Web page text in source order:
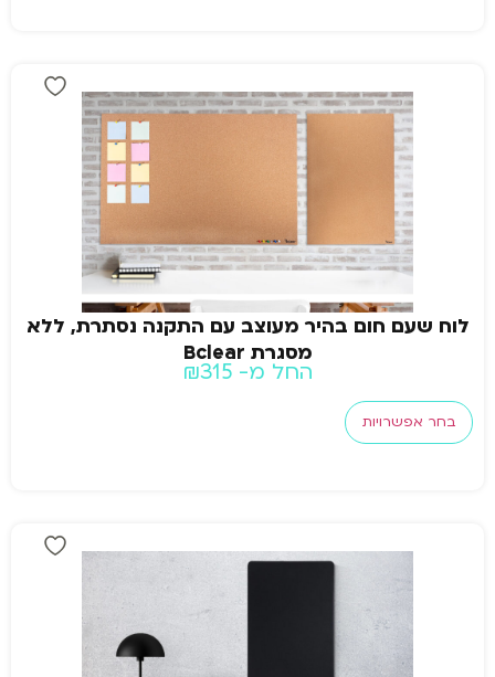
לוח שעם חום בהיר מעוצב עם התקנה נסתרת, ללא
מסגרת Bclear
החל מ- ₪315
בחר אפשרויות